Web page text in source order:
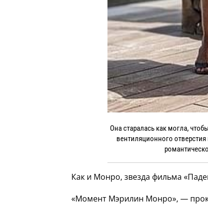
Она старалась как могла,
вентиляционного
Как и Монро, звезда фильма
«Момент Мэрилин Монро», —